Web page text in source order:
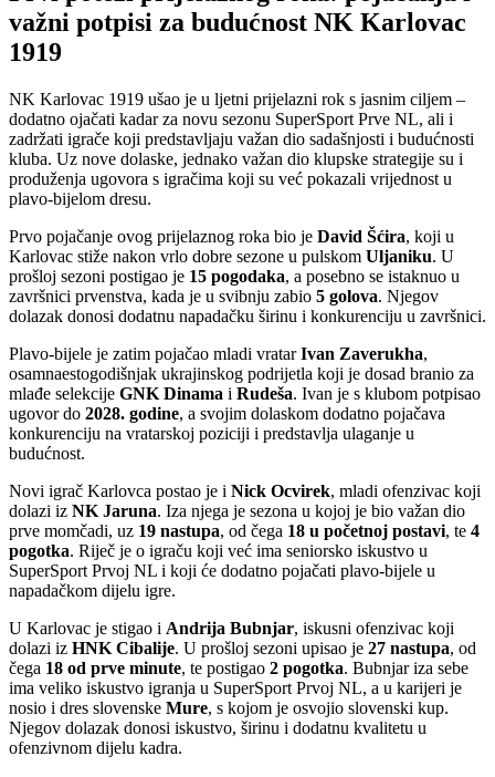
važni potpisi za budućnost NK Karlovac
1919
NK Karlovac 1919 ušao je u ljetni prijelazni rok s jasnim ciljem –
dodatno ojačati kadar za novu sezonu SuperSport Prve NL, ali i
zadržati igrače koji predstavljaju važan dio sadašnjosti i budućnosti
kluba. Uz nove dolaske, jednako važan dio klupske strategije su i
produženja ugovora s igračima koji su već pokazali vrijednost u
plavo-bijelom dresu.
Prvo pojačanje ovog prijelaznog roka bio je David Šćira, koji u
Karlovac stiže nakon vrlo dobre sezone u pulskom Uljaniku. U
prošloj sezoni postigao je 15 pogodaka, a posebno se istaknuo u
završnici prvenstva, kada je u svibnju zabio 5 golova. Njegov
dolazak donosi dodatnu napadačku širinu i konkurenciju u završnici.
Plavo-bijele je zatim pojačao mladi vratarIvan Zaverukha,
osamnaestogodišnjak ukrajinskog podrijetla koji je dosad branio za
mlađe selekcije GNK Dinama i Rudeša. Ivan je s klubom potpisao
ugovor do 2028. godine, a svojim dolaskom dodatno pojačava
konkurenciju na vratarskoj poziciji i predstavlja ulaganje u
budućnost.
Novi igrač Karlovca postao je i Nick Ocvirek, mladi ofenzivac koji
dolazi iz NK Jaruna. Iza njega je sezona u kojoj je bio važan dio
prve momčadi, uz 19 nastupa, od čega 18 u početnoj postavi, te 4
pogotka. Riječ je o igraču koji već ima seniorsko iskustvo u
SuperSport Prvoj NL i koji će dodatno pojačati plavo-bijele u
napadačkom dijelu igre.
U Karlovac je stigao i Andrija Bubnjar, iskusni ofenzivac koji
dolazi iz HNK Cibalije. U prošloj sezoni upisao je 27 nastupa, od
čega 18 od prve minute, te postigao 2 pogotka. Bubnjar iza sebe
ima veliko iskustvo igranja u SuperSport Prvoj NL, a u karijeri je
nosio i dres slovenske Mure, s kojom je osvojio slovenski kup.
Njegov dolazak donosi iskustvo, širinu i dodatnu kvalitetu u
ofenzivnom dijelu kadra.